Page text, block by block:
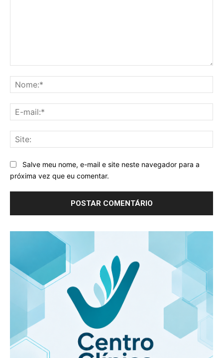
Salve meu nome, e-mail e site neste navegador para a
próxima vez que eu comentar.